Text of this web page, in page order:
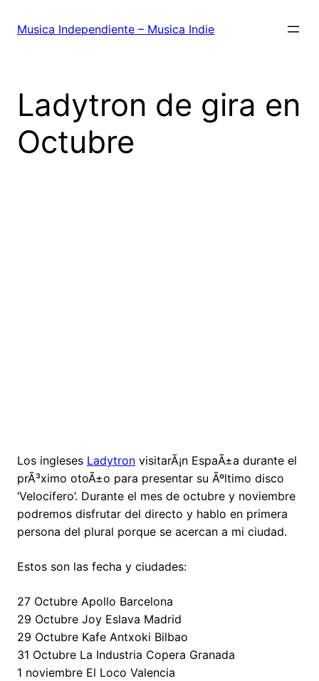
Musica Independiente – Musica Indie
Ladytron de gira en
Octubre
Los ingleses Ladytron visitarÃ¡n EspaÃ±a durante el
prÃ³ximo otoÃ±o para presentar su Ãºltimo disco
‘Velocifero’. Durante el mes de octubre y noviembre
podremos disfrutar del directo y hablo en primera
persona del plural porque se acercan a mi ciudad.
Estos son las fecha y ciudades:
27 Octubre Apollo Barcelona
29 Octubre Joy Eslava Madrid
29 Octubre Kafe Antxoki Bilbao
31 Octubre La Industria Copera Granada
1 noviembre El Loco Valencia